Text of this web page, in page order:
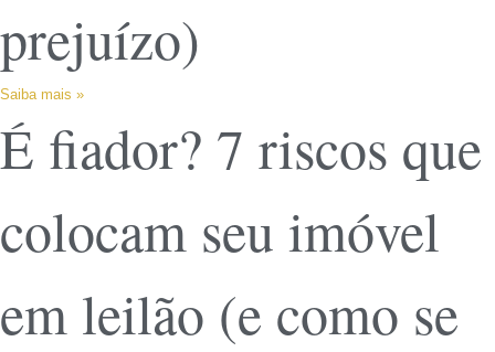
prejuízo)
Saiba mais »
É fiador? 7 riscos que
colocam seu imóvel
em leilão (e como se